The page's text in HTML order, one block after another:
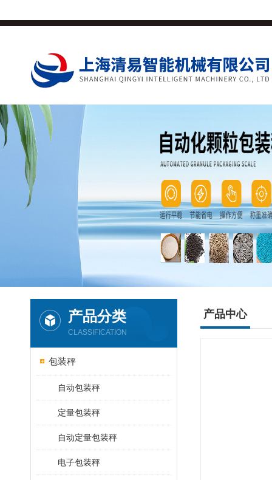
产品分类
CLASSIFICATION
包装秤
自动包装秤
定量包装秤
自动定量包装秤
电子包装秤
产品中心